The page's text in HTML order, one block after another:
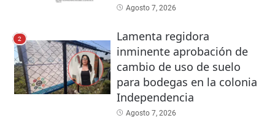
Agosto 7, 2026
2
Lamenta regidora
inminente aprobación de
cambio de uso de suelo
para bodegas en la colonia
Independencia
Agosto 7, 2026